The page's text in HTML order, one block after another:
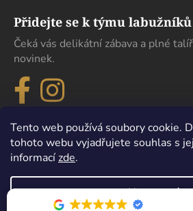
Tento web používá soubory cookie.
tohoto webu vyjadřujete souhlas s
informacízde.
Nastavení
Přidejte se k týmu labužníků
Čeká vás delikátní zábava a plné
novinek.